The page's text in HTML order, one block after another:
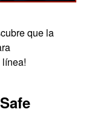
que la